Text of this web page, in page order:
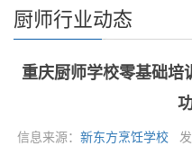
厨师行业动态
重庆厨师学校零基础培
信息来源： 新东方烹饪学校 发